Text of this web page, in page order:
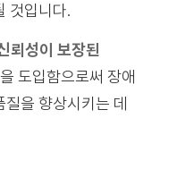
것입니다.
뢰성이 보장된
을 도입함으로써 장애
을 향상시키는 데